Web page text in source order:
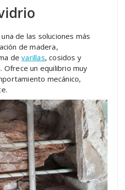
de las soluciones más
de madera,
devarillas, cosidos y
Ofrece un equilibrio muy
mecánico,